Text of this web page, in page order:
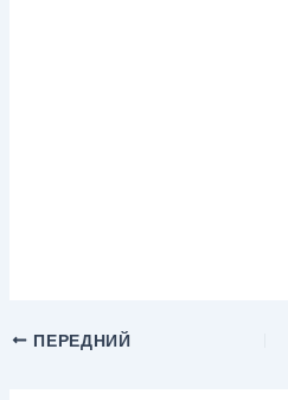
ПЕРЕДНИЙ